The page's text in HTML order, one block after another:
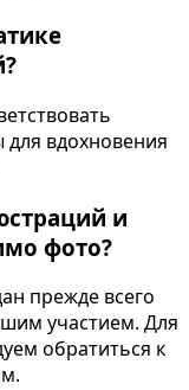
вдохновения
и
фото?
прежде всего
участием. Для
обратиться к